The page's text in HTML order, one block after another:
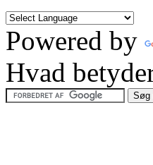
Powered by
Hvad